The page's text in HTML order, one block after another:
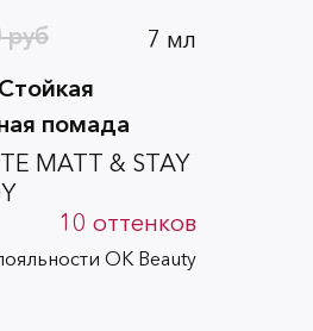
руб
7 мл
помада
MATT & STAY
10 оттенков
OK Beauty